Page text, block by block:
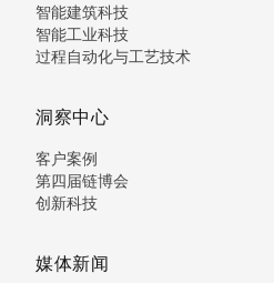
智能建筑科技
智能工业科技
过程自动化与工艺技术
洞察中心
客户案例
第四届链博会
创新科技
媒体新闻